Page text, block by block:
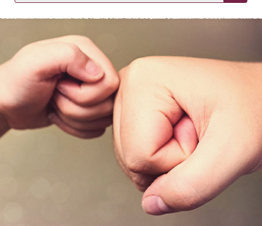
Etkö ole vielä asiakkaamme?
Luo asiakastili tästä!